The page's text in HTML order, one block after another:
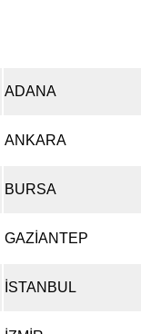
ADANA
ANKARA
BURSA
GAZİANTEP
İSTANBUL